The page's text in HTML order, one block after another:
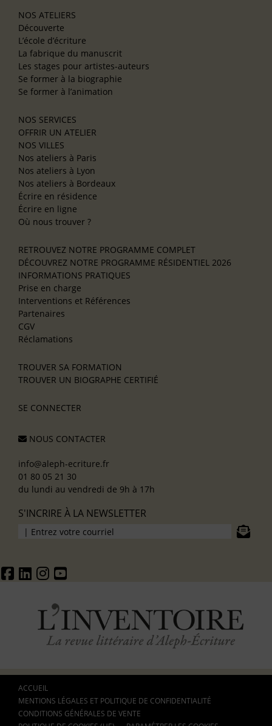
NOS ATELIERS
Découverte
L’école d’écriture
La fabrique du manuscrit
Les stages pour artistes-auteurs
Se former à la biographie
Se former à l’animation
NOS SERVICES
OFFRIR UN ATELIER
NOS VILLES
Nos ateliers à Paris
Nos ateliers à Lyon
Nos ateliers à Bordeaux
Écrire en résidence
Écrire en ligne
Où nous trouver ?
RETROUVEZ NOTRE PROGRAMME COMPLET
DÉCOUVREZ NOTRE PROGRAMME RÉSIDENTIEL 2026
INFORMATIONS PRATIQUES
Prise en charge
Interventions et Références
Partenaires
CGV
Réclamations
TROUVER SA FORMATION
TROUVER UN BIOGRAPHE CERTIFIÉ
SE CONNECTER
NOUS CONTACTER
info@aleph-ecriture.fr
01 80 05 21 30
du lundi au vendredi de 9h à 17h
S'INCRIRE À LA NEWSLETTER
ACCUEIL
MENTIONS LÉGALES ET POLITIQUE DE CONFIDENTIALITÉ
CONDITIONS GÉNÉRALES DE VENTE